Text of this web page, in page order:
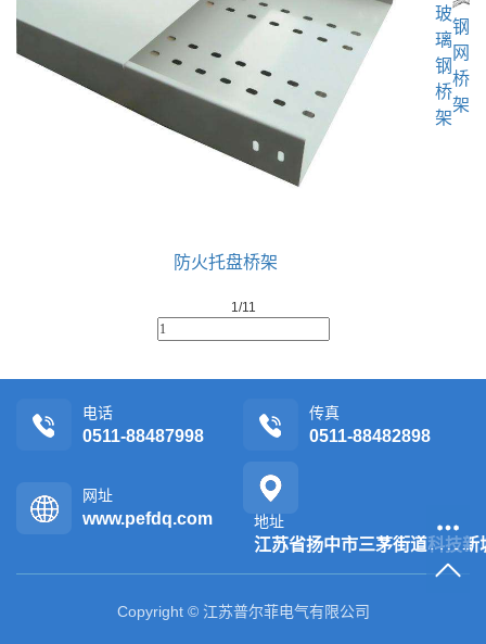
防火托盘桥架
玻
璃
钢
桥
架
钢
网
桥
架
1/11
电话
0511-88487998
传真
0511-88482898
网址
www.pefdq.com 地址
江苏省扬中市三茅街道科技新
Copyright © 江苏普尔菲电气有限公司